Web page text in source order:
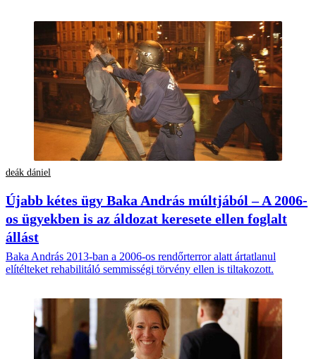
deák dániel
Újabb kétes ügy Baka András múltjából – A 2006-
os ügyekben is az áldozat keresete ellen foglalt
állást
Baka András 2013-ban a 2006-os rendőrterror alatt ártatlanul
elítélteket rehabilitáló semmisségi törvény ellen is tiltakozott.